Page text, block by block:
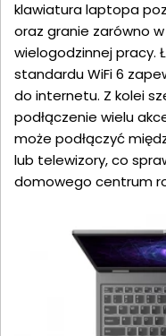
klawiatura laptopa
oraz granie zarówno
wielogodzinnej pracy.
standardu WiFi 6
do internetu. Z kolei
podłączenie wielu
może podłączyć
lub telewizory, co
domowego centrum